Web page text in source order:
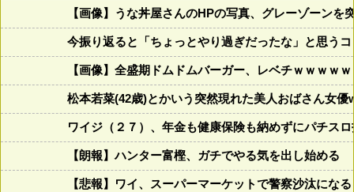
【画像】うな丼屋さんのHPの写真、グレーゾーンを
今振り返ると「ちょっとやり過ぎだったな」と思う
【画像】全盛期ドムドムバーガー、レベチｗｗｗｗ
松本若菜(42歳)とかいう突然現れた美人おばさん女優
ワイジ（２７）、年金も健康保険も納めずにパチス
【朗報】ハンター富樫、ガチでやる気を出し始める
【悲報】ワイ、スーパーマーケットで警察沙汰にな